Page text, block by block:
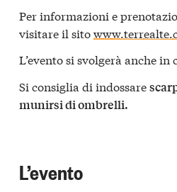
Per informazioni e
visitare il sito
L’evento si svolgerà anche
Si consiglia di indossare
munirsi di ombrelli.
L’evento